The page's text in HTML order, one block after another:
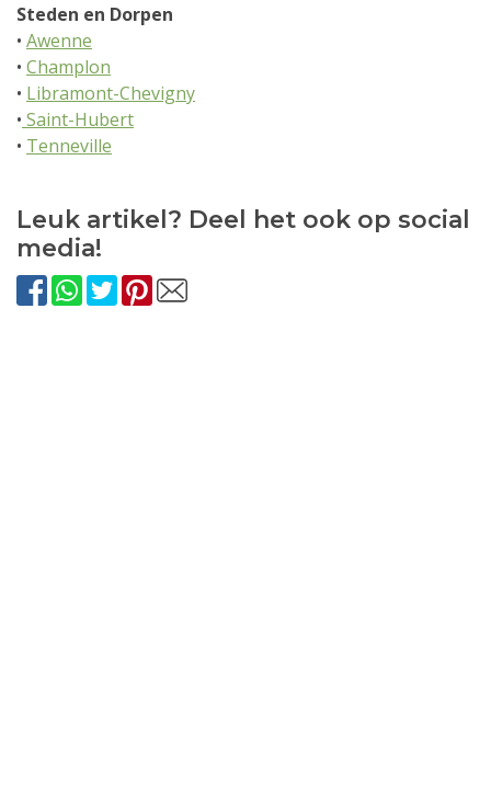
Steden en Dorpen
• Awenne
• Champlon
• Libramont-Chevigny
• Saint-Hubert
• Tenneville
Leuk artikel? Deel het ook op social
media!